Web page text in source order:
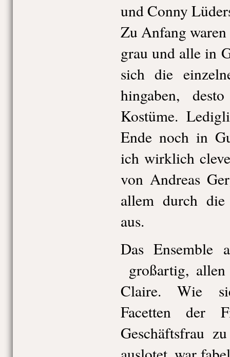
und Conny
Zu Anfang
grau und alle in
sich die
hingaben,
Kostüme.
Ende noch in
ich wirklich
von Andreas
allem durch die
aus.
Das Ensemble
großartig,
Claire. Wie
Facetten der
Geschäftsfrau